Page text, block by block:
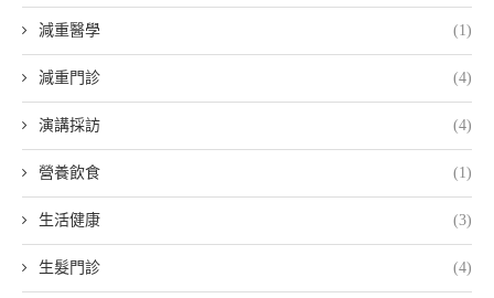
減重醫學 (1)
減重門診 (4)
演講採訪 (4)
營養飲食 (1)
生活健康 (3)
生髮門診 (4)